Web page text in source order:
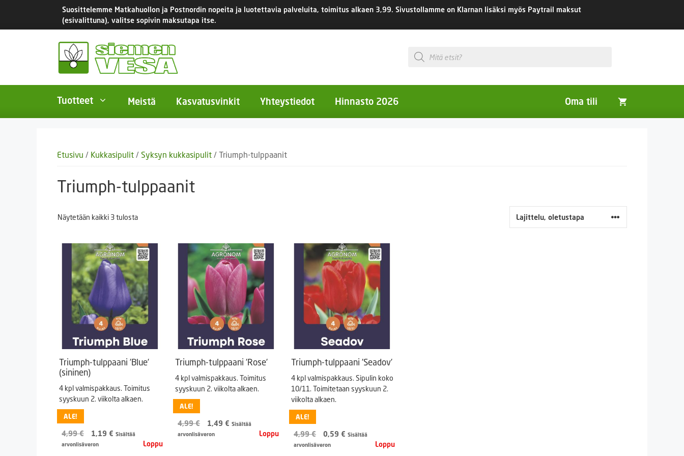
Suosittelemme Matkahuollon ja Postnordin nopeita ja luotettavia palveluita, toimitus alkaen 3,99. Sivustollamme on Klarnan lisäksi myös Paytrail maksut
(esivalittuna), valitse sopivin maksutapa itse.
Products
search
Tuotteet
Istukassipulit
Monivuotiset kukat
Askartelutarvikkeet
Meistä Kasvatusvinkit Yhteystiedot Hinnasto 2026 Oma tili
Etusivu / Kukkasipulit / Syksyn kukkasipulit / Triumph-tulppaanit
Triumph-tulppaanit
Näytetään kaikki 3 tulosta
Triumph-tulppaani ’Blue’
(sininen)
4 kpl valmispakkaus. Toimitus
syyskuun 2. viikolta alkaen.
ALE!
4,99€
Alkuperäinen
hinta
1,19 € Nykyinen
Sisältää
arvonlisäveron
Triumph-tulppaani ’Rose’
4 kpl valmispakkaus. Toimitus
syyskuun 2. viikolta alkaen.
ALE!
4,99€
Alkuperäinen
hinta
1,49 € Nykyinen
Sisältää
arvonlisäveron
Triumph-tulppaani ’Seadov’
4 kpl valmispakkaus. Sipulin koko
10/11. Toimitetaan syyskuun 2.
viikolta alkaen.
ALE!
4,99€
Alkuperäinen
hinta
0,59 € Nykyinen
Sisältää
arvonlisäveron